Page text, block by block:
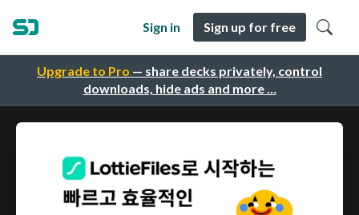
Upgrade to Pro — share decks privately, control
downloads, hide ads and more …
Sign in Sign up for free